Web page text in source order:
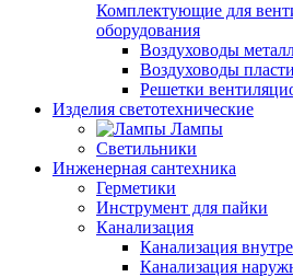
Комплектующие для
оборудования
Воздуховоды
Воздуховоды
Решетки
Изделия светотехнические
Лампы
Светильники
Инженерная сантехника
Герметики
Инструмент для пайки
Канализация
Канализация
Канализация